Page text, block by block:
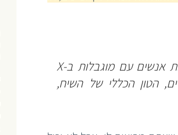
"זהה את 5 הנושאים המרכזיים בשיח על זכויות אנשים עם מוגבלות ב-X